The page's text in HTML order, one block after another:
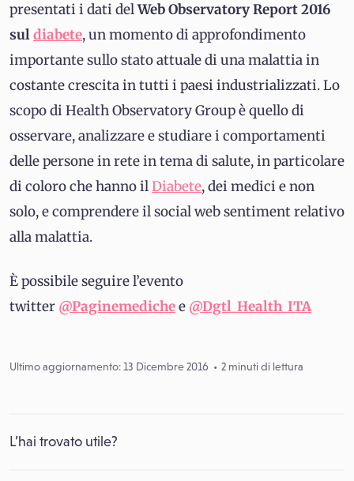
presentati i dati delWeb Observatory Report 2016
suldiabete, un momento di approfondimento
importante sullo stato attuale di una malattia in
costante crescita in tutti i paesi industrializzati. Lo
scopo di Health Observatory Group è quello di
osservare, analizzare e studiare i comportamenti
delle persone in rete in tema di salute, in particolare
di coloro che hanno ilDiabete, dei medici e non
solo, e comprendere il social web sentiment relativo
alla malattia.
È possibile seguire l’evento
twitter @Paginemedichee @Dgtl_Health_ITA
Ultimo aggiornamento: 13 Dicembre 2016 2 minuti di lettura
L’hai trovato utile?